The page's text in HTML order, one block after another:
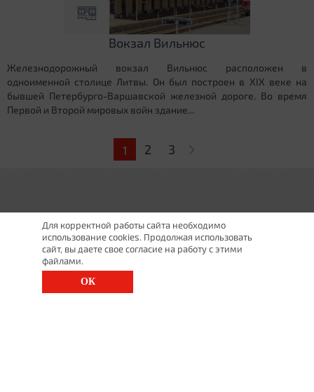
Вокзал Вильнюс
Железнодорожный вокзал Вильнюс расположен в
одноименной столице Литвы. Он был построен в XIX веке на
бывшей Петербурго-Варшавской железной дороге. Во время
Первой и Второй мировых войн здание...
1 2 3
Для корректной работы сайта необходимо
использование cookies. Продолжая использовать
сайт, вы даете свое согласие на работу с этими
файлами.
ОК